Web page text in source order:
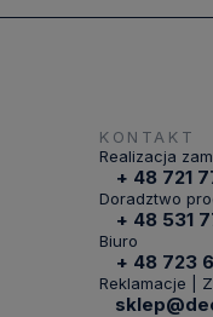
KONTAKT
Realizacja
+ 48 721
Doradztwo
+ 48 531
Biuro
+ 48 723
Reklamacje |